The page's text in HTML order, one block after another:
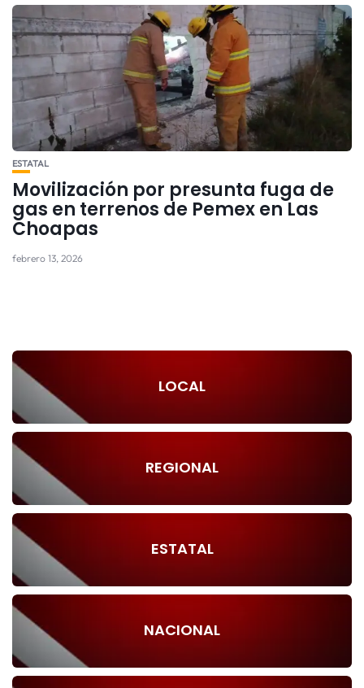
ESTATAL
Movilización por presunta fuga de
gas en terrenos de Pemex en Las
Choapas
febrero 13, 2026
LOCAL
REGIONAL
ESTATAL
NACIONAL